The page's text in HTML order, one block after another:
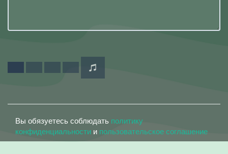
Вы обязуетесь соблюдать политику
конфиденциальности и пользовательское соглашение